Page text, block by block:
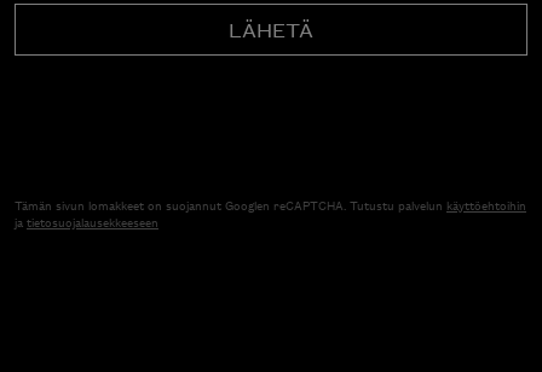
Tämän sivun lomakkeet on suojannut Googlen reCAPTCHA. Tutustu palvelun käyttöehtoihin
jatietosuojalausekkeeseen